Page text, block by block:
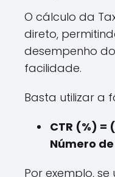
O cálculo da
direto,
desempenho
facilidade.
Basta utilizar a
CTR (%) =
Número
Por exemplo,